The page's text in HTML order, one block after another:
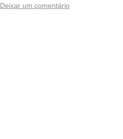
Deixar um comentário